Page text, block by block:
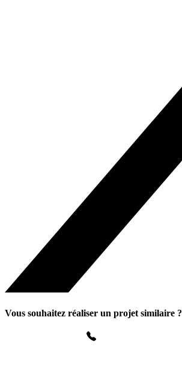
Vous souhaitez réaliser un projet similaire ?